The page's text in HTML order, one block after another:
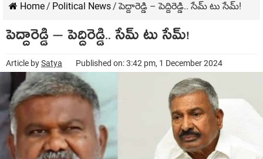
Home/ Political News/ పెద్దారెడ్డి – పెద్దిరెడ్డి.. సేమ్ టు సేమ్‌!
పెద్దారెడ్డి – పెద్దిరెడ్డి.. సేమ్ టు సేమ్‌!
Article bySatya Published on: 3:42 pm, 1 December 2024